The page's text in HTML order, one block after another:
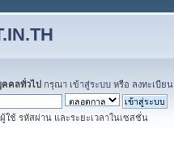
คคลทั่วไป กรุณา เข้าสู่ระบบ หรือ ลงทะเบียน
ใช้ รหัสผ่าน และระยะเวลาในเซสชั่น